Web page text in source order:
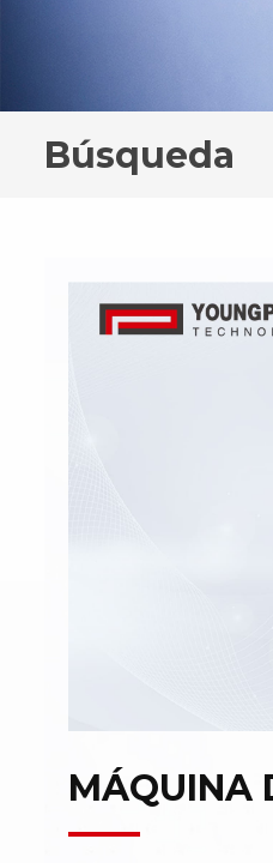
Búsqueda
MÁQUINA